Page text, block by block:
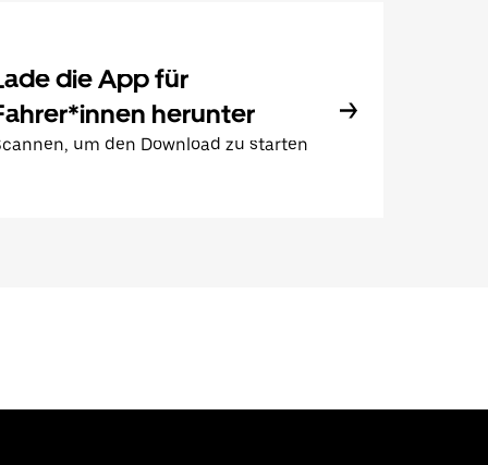
die App für
herunter
um den Download zu starten